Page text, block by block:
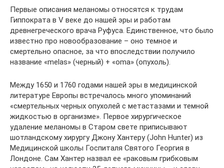
Первые описания меланомы относятся к трудам
Гиппократа в V веке до нашей эры и работам
древнегреческого врача Руфуса. Единственное, что было
известно про новообразование – оно темное и
смертельно опасное, за что впоследствии получило
название «melas» (черный) + «oma» (опухоль).
Между 1650 и 1760 годами нашей эры в медицинской
литературе Европы встречалось много упоминаний
«смертельных черных опухолей с метастазами и темной
жидкостью в организме». Первое хирургическое
удаление меланомы в Старом свете приписывают
шотландскому хирургу Джону Хантеру (John Hunter) из
Медицинской школы Госпиталя Святого Георгия в
Лондоне. Сам Хантер назвал ее «раковым грибковым